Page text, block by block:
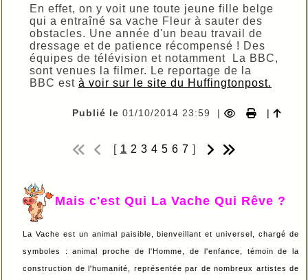
En effet, on y voit une toute jeune fille belge
qui a entraîné sa vache Fleur à sauter des
obstacles. Une année d'un beau travail de
dressage et de patience récompensé ! Des
équipes de télévision et notamment La BBC,
sont venues la filmer. Le reportage de la
BBC est à voir sur le site du Huffingtonpost.
Publié le 01/10/2014 23:59 | |
[ 1 2 3 4 5 6 7 ]
Mais c'est Qui La Vache Qui Rêve ?
La Vache est un animal paisible, bienveillant et universel, chargé de
symboles : animal proche de l'Homme, de l'enfance, témoin de la
construction de l'humanité, représentée par de nombreux artistes de